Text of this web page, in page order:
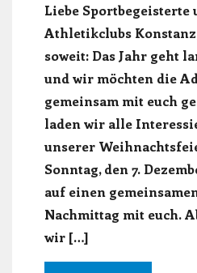
Liebe Sportbegeisterte
Athletikclubs
soweit: Das Jahr geht
und wir möchten die
gemeinsam mit euch
laden wir alle
unserer
Sonntag, den 7.
auf einen
Nachmittag mit euch.
wir […]